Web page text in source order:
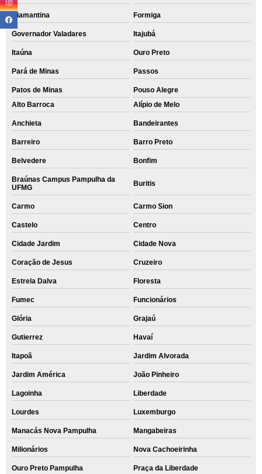
Diamantina Formiga
Governador Valadares Itajubá
Itaúna Ouro Preto
Pará de Minas Passos
Patos de Minas
Pouso Alegre
Alto Barroca
Alípio de Melo
Anchieta Bandeirantes
Barreiro Barro Preto
Belvedere Bonfim
Braúnas Campus Pampulha da
UFMG
Buritis
Carmo Carmo Sion
Castelo Centro
Cidade Jardim Cidade Nova
Coração de Jesus Cruzeiro
Estrela Dalva Floresta
Fumec Funcionários
Glória Grajaú
Gutierrez Havaí
Itapoã Jardim Alvorada
Jardim América João Pinheiro
Lagoinha Liberdade
Lourdes Luxemburgo
Manacás Nova Pampulha Mangabeiras
Milionários Nova Cachoeirinha
Ouro Preto Pampulha Praça da Liberdade